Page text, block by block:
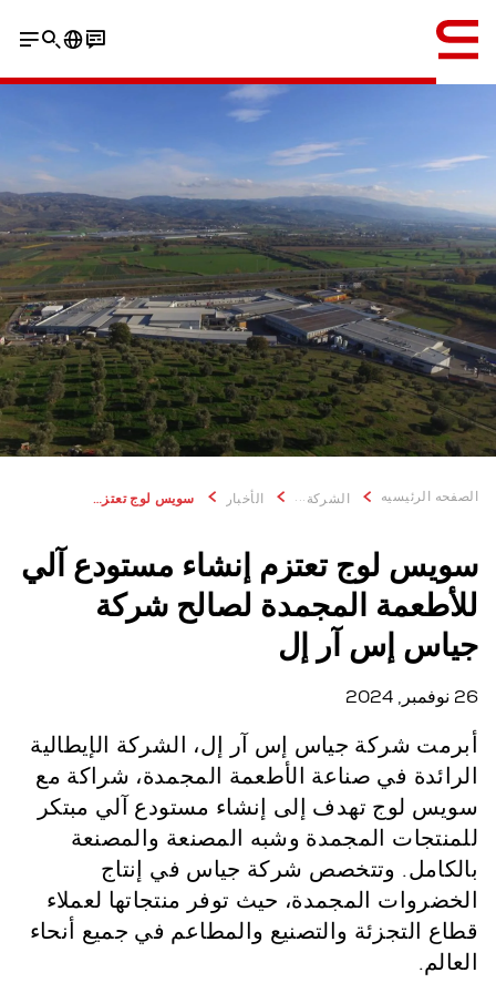
الصفحه الرئيسيه الشركة... الأخبار سويس لوج تعتزم إنشاء مستودع آلي للأطعمة المجمدة لصالح شركة جياس إس آر إل
سويس لوج تعتزم إنشاء مستودع آلي
للأطعمة المجمدة لصالح شركة
جياس إس آر إل
26 نوفمبر, 2024
أبرمت شركة جياس إس آر إل، الشركة الإيطالية
الرائدة في صناعة الأطعمة المجمدة، شراكة مع
سويس لوج تهدف إلى إنشاء مستودع آلي مبتكر
للمنتجات المجمدة وشبه المصنعة والمصنعة
بالكامل. وتتخصص شركة جياس في إنتاج
الخضروات المجمدة، حيث توفر منتجاتها لعملاء
قطاع التجزئة والتصنيع والمطاعم في جميع أنحاء
العالم.